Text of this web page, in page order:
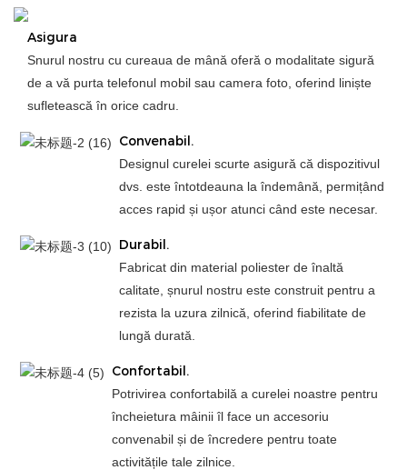
Asigura
Snurul nostru cu cureaua de mână oferă o modalitate sigură
de a vă purta telefonul mobil sau camera foto, oferind liniște
sufletească în orice cadru.
Convenabil.
Designul curelei scurte asigură că dispozitivul
dvs. este întotdeauna la îndemână, permițând
acces rapid și ușor atunci când este necesar.
Durabil.
Fabricat din material poliester de înaltă
calitate, șnurul nostru este construit pentru a
rezista la uzura zilnică, oferind fiabilitate de
lungă durată.
Confortabil.
Potrivirea confortabilă a curelei noastre pentru
încheietura mâinii îl face un accesoriu
convenabil și de încredere pentru toate
activitățile tale zilnice.